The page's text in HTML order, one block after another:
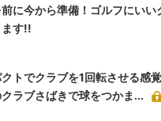
に今から準備！ゴルフにいい
ます!!
トでクラブを1回転させる感
ラブさばきで球をつかま...